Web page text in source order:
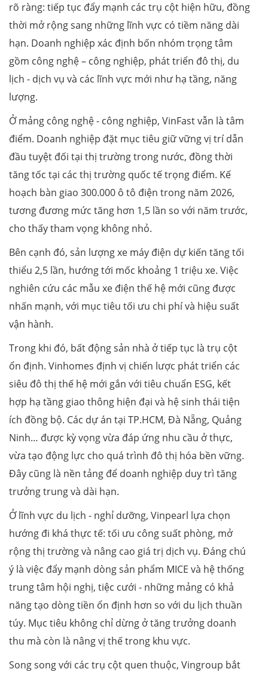
rõ ràng: tiếp tục đẩy mạnh các trụ cột hiện hữu, đồng
thời mở rộng sang những lĩnh vực có tiềm năng dài
hạn. Doanh nghiệp xác định bốn nhóm trọng tâm
gồm công nghệ – công nghiệp, phát triển đô thị, du
lịch - dịch vụ và các lĩnh vực mới như hạ tầng, năng
lượng.
Ở mảng công nghệ - công nghiệp, VinFast vẫn là tâm
điểm. Doanh nghiệp đặt mục tiêu giữ vững vị trí dẫn
đầu tuyệt đối tại thị trường trong nước, đồng thời
tăng tốc tại các thị trường quốc tế trọng điểm. Kế
hoạch bàn giao 300.000 ô tô điện trong năm 2026,
tương đương mức tăng hơn 1,5 lần so với năm trước,
cho thấy tham vọng không nhỏ.
Bên cạnh đó, sản lượng xe máy điện dự kiến tăng tối
thiểu 2,5 lần, hướng tới mốc khoảng 1 triệu xe. Việc
nghiên cứu các mẫu xe điện thế hệ mới cũng được
nhấn mạnh, với mục tiêu tối ưu chi phí và hiệu suất
vận hành.
Trong khi đó, bất động sản nhà ở tiếp tục là trụ cột
ổn định. Vinhomes định vị chiến lược phát triển các
siêu đô thị thế hệ mới gắn với tiêu chuẩn ESG, kết
hợp hạ tầng giao thông hiện đại và hệ sinh thái tiện
ích đồng bộ. Các dự án tại TP.HCM, Đà Nẵng, Quảng
Ninh… được kỳ vọng vừa đáp ứng nhu cầu ở thực,
vừa tạo động lực cho quá trình đô thị hóa bền vững.
Đây cũng là nền tảng để doanh nghiệp duy trì tăng
trưởng trung và dài hạn.
Ở lĩnh vực du lịch - nghỉ dưỡng, Vinpearl lựa chọn
hướng đi khá thực tế: tối ưu công suất phòng, mở
rộng thị trường và nâng cao giá trị dịch vụ. Đáng chú
ý là việc đẩy mạnh dòng sản phẩm MICE và hệ thống
trung tâm hội nghị, tiệc cưới - những mảng có khả
năng tạo dòng tiền ổn định hơn so với du lịch thuần
túy. Mục tiêu không chỉ dừng ở tăng trưởng doanh
thu mà còn là nâng vị thế trong khu vực.
Song song với các trụ cột quen thuộc, Vingroup bắt